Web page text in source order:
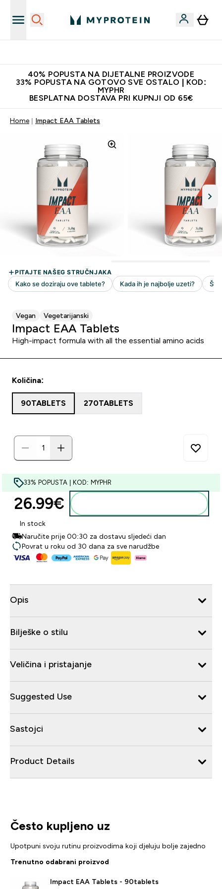
40% POPUSTA NA DIJETALNE PROIZVODE
33% POPUSTA NA GOTOVO SVE OSTALO | KOD:
MYPHR
BESPLATNA DOSTAVA PRI KUPNJI OD 65€
Home Impact EAA Tablets
Vegan Vegetarijanski
Impact EAA Tablets
High-impact formula with all the essential amino acids
Količina:
90TABLETS 270TABLETS
33% POPUSTA | KOD: MYPHR
26.99€‎
In stock
Naručite prije 00:30 za dostavu sljedeći dan
Povrat u roku od 30 dana za sve narudžbe
Opis
Bilješke o stilu
Veličina i pristajanje
Suggested Use
Sastojci
Product Details
Često kupljeno uz
Upotpuni svoju rutinu proizvodima koji djeluju bolje zajedno
Trenutno odabrani proizvod
Impact EAA Tablets - 90tablets